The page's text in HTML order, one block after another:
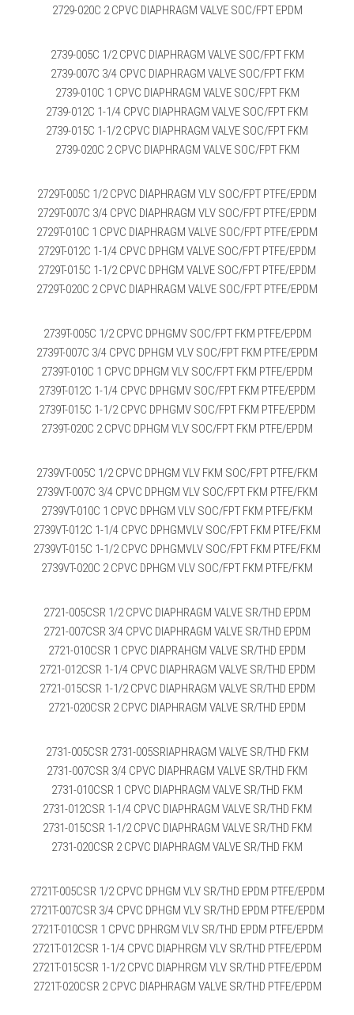
2729-020C 2 CPVC DIAPHRAGM VALVE SOC/FPT EPDM
2739-005C 1/2 CPVC DIAPHRAGM VALVE SOC/FPT FKM
2739-007C 3/4 CPVC DIAPHRAGM VALVE SOC/FPT FKM
2739-010C 1 CPVC DIAPHRAGM VALVE SOC/FPT FKM
2739-012C 1-1/4 CPVC DIAPHRAGM VALVE SOC/FPT FKM
2739-015C 1-1/2 CPVC DIAPHRAGM VALVE SOC/FPT FKM
2739-020C 2 CPVC DIAPHRAGM VALVE SOC/FPT FKM
2729T-005C 1/2 CPVC DIAPHRAGM VLV SOC/FPT PTFE/EPDM
2729T-007C 3/4 CPVC DIAPHRAGM VLV SOC/FPT PTFE/EPDM
2729T-010C 1 CPVC DIAPHRAGM VALVE SOC/FPT PTFE/EPDM
2729T-012C 1-1/4 CPVC DPHGM VALVE SOC/FPT PTFE/EPDM
2729T-015C 1-1/2 CPVC DPHGM VALVE SOC/FPT PTFE/EPDM
2729T-020C 2 CPVC DIAPHRAGM VALVE SOC/FPT PTFE/EPDM
2739T-005C 1/2 CPVC DPHGMV SOC/FPT FKM PTFE/EPDM
2739T-007C 3/4 CPVC DPHGM VLV SOC/FPT FKM PTFE/EPDM
2739T-010C 1 CPVC DPHGM VLV SOC/FPT FKM PTFE/EPDM
2739T-012C 1-1/4 CPVC DPHGMV SOC/FPT FKM PTFE/EPDM
2739T-015C 1-1/2 CPVC DPHGMV SOC/FPT FKM PTFE/EPDM
2739T-020C 2 CPVC DPHGM VLV SOC/FPT FKM PTFE/EPDM
2739VT-005C 1/2 CPVC DPHGM VLV FKM SOC/FPT PTFE/FKM
2739VT-007C 3/4 CPVC DPHGM VLV SOC/FPT FKM PTFE/FKM
2739VT-010C 1 CPVC DPHGM VLV SOC/FPT FKM PTFE/FKM
2739VT-012C 1-1/4 CPVC DPHGMVLV SOC/FPT FKM PTFE/FKM
2739VT-015C 1-1/2 CPVC DPHGMVLV SOC/FPT FKM PTFE/FKM
2739VT-020C 2 CPVC DPHGM VLV SOC/FPT FKM PTFE/FKM
2721-005CSR 1/2 CPVC DIAPHRAGM VALVE SR/THD EPDM
2721-007CSR 3/4 CPVC DIAPHRAGM VALVE SR/THD EPDM
2721-010CSR 1 CPVC DIAPRAHGM VALVE SR/THD EPDM
2721-012CSR 1-1/4 CPVC DIAPHRAGM VALVE SR/THD EPDM
2721-015CSR 1-1/2 CPVC DIAPHRAGM VALVE SR/THD EPDM
2721-020CSR 2 CPVC DIAPHRAGM VALVE SR/THD EPDM
2731-005CSR 2731-005SRIAPHRAGM VALVE SR/THD FKM
2731-007CSR 3/4 CPVC DIAPHRAGM VALVE SR/THD FKM
2731-010CSR 1 CPVC DIAPHRAGM VALVE SR/THD FKM
2731-012CSR 1-1/4 CPVC DIAPHRAGM VALVE SR/THD FKM
2731-015CSR 1-1/2 CPVC DIAPHRAGM VALVE SR/THD FKM
2731-020CSR 2 CPVC DIAPHRAGM VALVE SR/THD FKM
2721T-005CSR 1/2 CPVC DPHGM VLV SR/THD EPDM PTFE/EPDM
2721T-007CSR 3/4 CPVC DPHGM VLV SR/THD EPDM PTFE/EPDM
2721T-010CSR 1 CPVC DPHRGM VLV SR/THD EPDM PTFE/EPDM
2721T-012CSR 1-1/4 CPVC DIAPHRGM VLV SR/THD PTFE/EPDM
2721T-015CSR 1-1/2 CPVC DIAPHRGM VLV SR/THD PTFE/EPDM
2721T-020CSR 2 CPVC DIAPHRAGM VALVE SR/THD PTFE/EPDM